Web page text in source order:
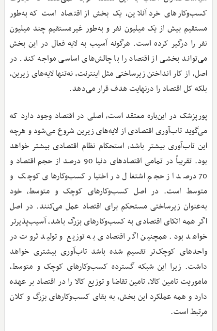
کسب‌وکارهای خرد آنلاین، یک بخش از اقتصاد است که به‌طور
مستقیم بیش از یک میلیون نفر و به‌طور غیرمستقیم چند میلیون
نفر را درگیر کرده است. هرگونه آسیب به لایه فعال در این بخش
می‌تواند بخشی از اقتصاد را با چالش‌های اساسی مواجه کند. در
اصل، از کار انداختن زیرساختی مثل اینترنت، نه‌تنها لایه‌های زیرین،
بلکه کل اقتصاد را درنهایت هدف قرار می‌دهد.
پورپزشک در این‌باره معتقد است، اصلی در اقتصاد وجود دارد که
می‌گوید تاب‌آوری اقتصادی از لایه‌های زیرین شروع می‌شود و هرچه
این تاب‌آوری بیشتر باشد، استحکام نظام اقتصادی بیشتر خواهد
بود. تقریباً در تمامی اقتصادهای دنیا 90 درصد از حجم اقتصاد و
70 درصد از حجم اشتغال در اختیار کسب‌وکارهای کوچک و
متوسط است. در اصل کسب‌وکارهای کوچک و متوسط، خود
به‌عنوان زیرساختی مستحکم برای اقتصاد عمل می‌کنند. در اصل
اگر همه اتکای اقتصادی به کسب‌وکارهای بزرگ باشد، آسیب‌پذیرتر
خواهد بود. همچنین اگر اقتصادی به توزیع و تولید ثروت در
واحدهای کوچک‌تر تقسیم شده باشد تاب‌آوری بیشتری خواهد
داشت. زیرا این شبکه گسترده کسب‌وکارهای کوچک و متوسط،
ماموریت تامین کالا، تامین تقاضا و توزیع کالا را در اقتصاد بر عهده
دارد و همه عملکرد این بخش، به بقای کسب‌وکارهای بزرگ و کلان
مرتبط است.